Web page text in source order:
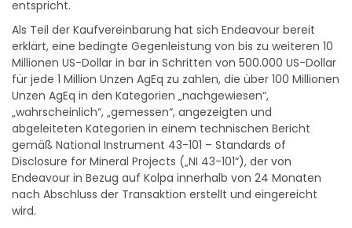
Als Teil der Kaufvereinbarung hat sich Endeavour bereit
erklärt, eine bedingte Gegenleistung von bis zu weiteren 10
Millionen US-Dollar in bar in Schritten von 500.000 US-Dollar
für jede 1 Million Unzen AgEq zu zahlen, die über 100 Millionen
Unzen AgEq in den Kategorien „nachgewiesen“,
„wahrscheinlich“, „gemessen“, angezeigten und
abgeleiteten Kategorien in einem technischen Bericht
gemäß National Instrument 43-101 – Standards of
Disclosure for Mineral Projects („NI 43-101“), der von
Endeavour in Bezug auf Kolpa innerhalb von 24 Monaten
nach Abschluss der Transaktion erstellt und eingereicht
wird.